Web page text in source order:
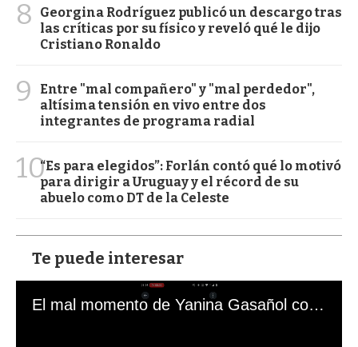
8
Georgina Rodríguez publicó un descargo tras
las críticas por su físico y reveló qué le dijo
Cristiano Ronaldo
9
Entre "mal compañero" y "mal perdedor",
altísima tensión en vivo entre dos
integrantes de programa radial
10“Es para elegidos”: Forlán contó qué lo motivó
para dirigir a Uruguay y el récord de su
abuelo como DT de la Celeste
Te puede interesar
El mal momento de Yanina Gasañol con un hincha argentino en "Subrayado"